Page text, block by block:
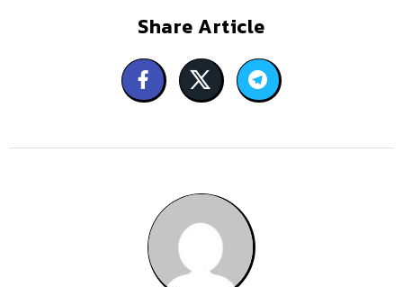
Share Article